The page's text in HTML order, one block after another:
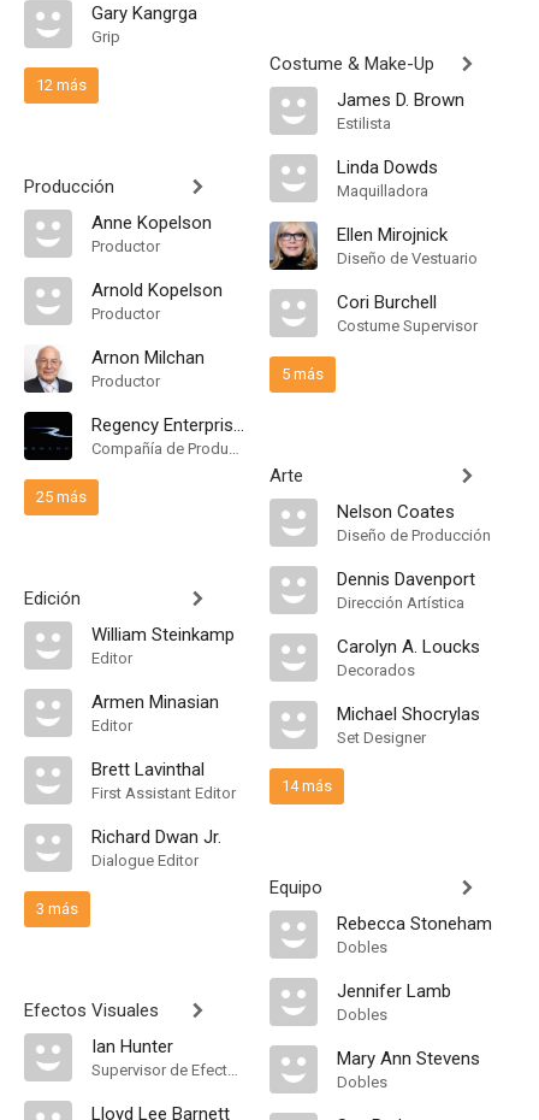
Gary Kangrga
Grip
12 más
Producción
Anne Kopelson
Productor
Arnold Kopelson
Productor
Arnon Milchan
Productor
Regency Enterprises
Compañía de Produccion
25 más
Edición
William Steinkamp
Editor
Armen Minasian
Editor
Brett Lavinthal
First Assistant Editor
Richard Dwan Jr.
Dialogue Editor
3 más
Efectos Visuales
Ian Hunter
Supervisor de Efectos Visuales
Lloyd Lee Barnett
Costume & Make-Up
James D. Brown
Estilista
Linda Dowds
Maquilladora
Ellen Mirojnick
Diseño de Vestuario
Cori Burchell
Costume Supervisor
5 más
Arte
Nelson Coates
Diseño de Producción
Dennis Davenport
Dirección Artística
Carolyn A. Loucks
Decorados
Michael Shocrylas
Set Designer
14 más
Equipo
Rebecca Stoneham
Dobles
Jennifer Lamb
Dobles
Mary Ann Stevens
Dobles